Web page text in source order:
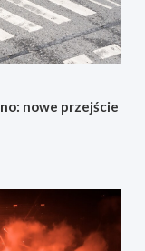
nowe przejście